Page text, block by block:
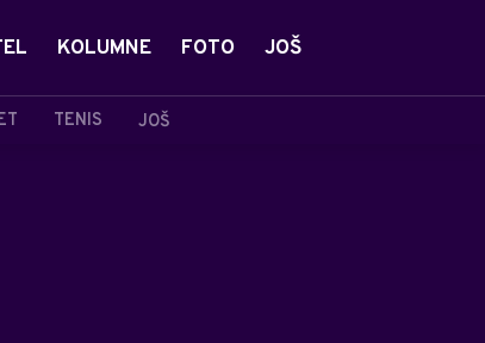
TENIS JOŠ
KOLUMNE FOTO JOŠ